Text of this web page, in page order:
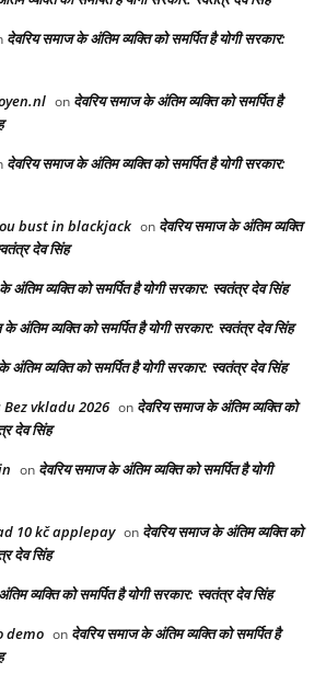
देवरिय समाज के अंतिम व्यक्ति को समर्पित है योगी सरकार:
on देवरिय समाज के अंतिम व्यक्ति को समर्पित है
देवरिय समाज के अंतिम व्यक्ति को समर्पित है योगी सरकार:
bust in blackjack on देवरिय समाज के अंतिम व्यक्ति
देव सिंह
अंतिम व्यक्ति को समर्पित है योगी सरकार: स्वतंत्र देव सिंह
अंतिम व्यक्ति को समर्पित है योगी सरकार: स्वतंत्र देव सिंह
अंतिम व्यक्ति को समर्पित है योगी सरकार: स्वतंत्र देव सिंह
vkladu 2026 on देवरिय समाज के अंतिम व्यक्ति को
देव सिंह
on देवरिय समाज के अंतिम व्यक्ति को समर्पित है योगी
10 kč applepay on देवरिय समाज के अंतिम व्यक्ति को
देव सिंह
व्यक्ति को समर्पित है योगी सरकार: स्वतंत्र देव सिंह
demo on देवरिय समाज के अंतिम व्यक्ति को समर्पित है